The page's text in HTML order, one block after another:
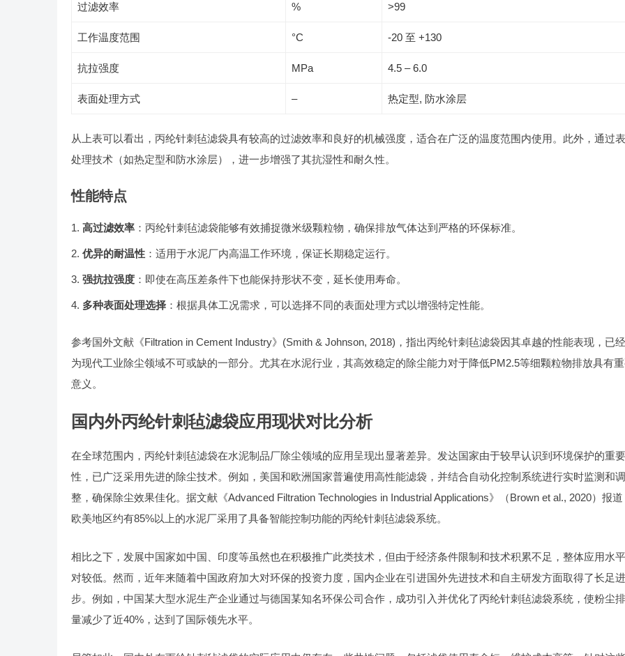
过滤效率 % >99
工作温度范围 °C -20 至 +130
抗拉强度 MPa 4.5 – 6.0
表面处理方式 – 热定型, 防水涂层
从上表可以看出，丙纶针刺毡滤袋具有较高的过滤效率和良好的机械强度，适合在广泛的温度范围内使用。此外，通过
处理技术（如热定型和防水涂层），进一步增强了其抗湿性和耐久性。
性能特点
高过滤效率 ：丙纶针刺毡滤袋能够有效捕捉微米级颗粒物，确保排放气体达到严格的环保标准。
优异的耐温性 ：适用于水泥厂内高温工作环境，保证长期稳定运行。
强抗拉强度 ：即使在高压差条件下也能保持形状不变，延长使用寿命。
多种表面处理选择 ：根据具体工况需求，可以选择不同的表面处理方式以增强特定性能。
参考国外文献《Filtration in Cement Industry》(Smith & Johnson, 2018)，指出丙纶针刺毡滤袋因其卓越的性能表现，已
为现代工业除尘领域不可或缺的一部分。尤其在水泥行业，其高效稳定的除尘能力对于降低PM2.5等细颗粒物排放具有
意义。
国内外丙纶针刺毡滤袋应用现状对比分析
在全球范围内，丙纶针刺毡滤袋在水泥制品厂除尘领域的应用呈现出显著差异。发达国家由于较早认识到环境保护的重要
性，已广泛采用先进的除尘技术。例如，美国和欧洲国家普遍使用高性能滤袋，并结合自动化控制系统进行实时监测和调
整，确保除尘效果佳化。据文献《Advanced Filtration Technologies in Industrial Applications》（Brown et al., 2020）报道
欧美地区约有85%以上的水泥厂采用了具备智能控制功能的丙纶针刺毡滤袋系统。
相比之下，发展中国家如中国、印度等虽然也在积极推广此类技术，但由于经济条件限制和技术积累不足，整体应用水
对较低。然而，近年来随着中国政府加大对环保的投资力度，国内企业在引进国外先进技术和自主研发方面取得了长足进
步。例如，中国某大型水泥生产企业通过与德国某知名环保公司合作，成功引入并优化了丙纶针刺毡滤袋系统，使粉尘
量减少了近40%，达到了国际领先水平。